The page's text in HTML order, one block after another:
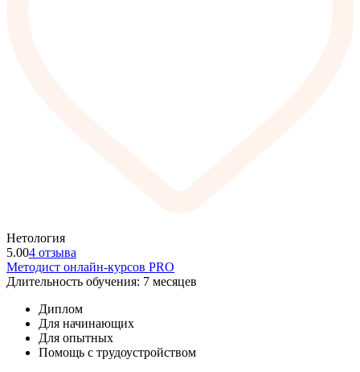
Нетология
5.004 отзыва
Методист онлайн-курсов PRO
Длительность обучения: 7 месяцев
Диплом
Для начинающих
Для опытных
Помощь с трудоустройством